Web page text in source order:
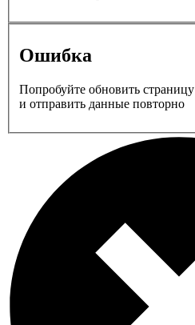
Ошибка
Попробуйте обновить страницу
и отправить данные повторно